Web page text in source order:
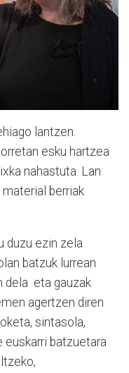
lantzen.
esku hartzea
nahastuta. Lan
berriak
duzu ezin zela
batzuk lurrean
dela eta gauzak
agertzen diren
sintasola,
euskarri batzuetara